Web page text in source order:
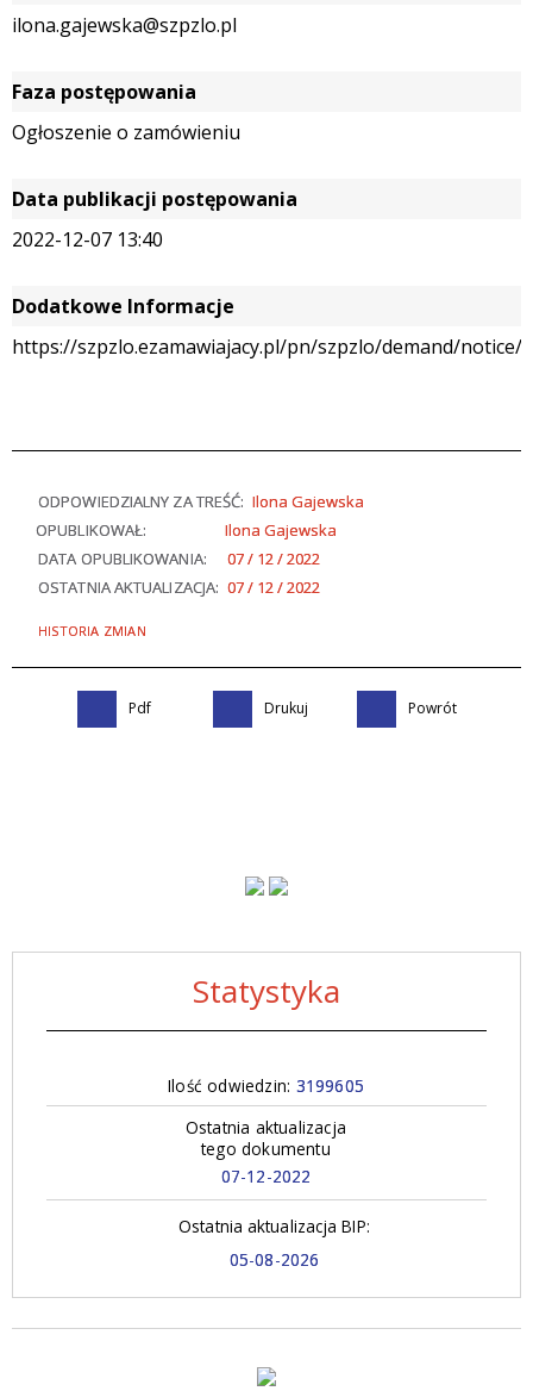
Statystyka
Ilość odwiedzin: 3199605
Ostatnia aktualizacja
tego dokumentu
07-12-2022
Ostatnia aktualizacja BIP:
05-08-2026
ilona.gajewska@szpzlo.pl
Faza postępowania
Ogłoszenie o zamówieniu
Data publikacji postępowania
2022-12-07 13:40
Dodatkowe Informacje
https://szpzlo.ezamawiajacy.pl/pn/szpzlo/demand/notice/
ODPOWIEDZIALNY ZA TREŚĆ: Ilona Gajewska
OPUBLIKOWAŁ:
Ilona Gajewska
DATA OPUBLIKOWANIA:
07 / 12 / 2022
OSTATNIA AKTUALIZACJA: 07 / 12 / 2022
HISTORIA ZMIAN
Pdf Drukuj Powrót